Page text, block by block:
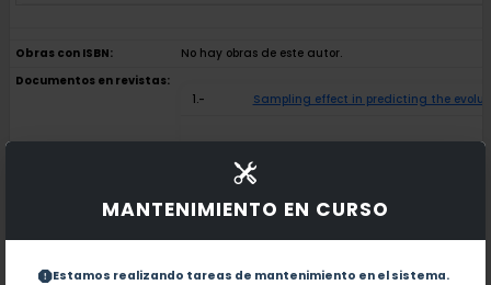
MANTENIMIENTO EN CURSO
Estamos realizando tareas de mantenimiento en el sistema.
Obras con ISBN:
No hay obras de este autor.
Documentos en revistas:
1.-
Sampling effect in predicting the
Seasonal changes in a maize-based